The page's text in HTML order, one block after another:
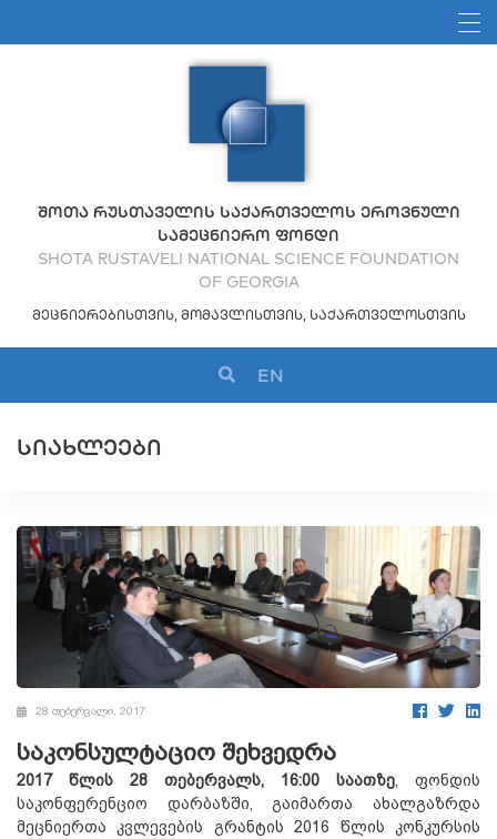
ᲨᲝᲗᲐ ᲠᲣᲡᲗᲐᲕᲔᲚᲘᲡ ᲡᲐᲥᲐᲠᲗᲕᲔᲚᲝᲡ ᲔᲠᲝᲕᲜᲣᲚᲘ
ᲡᲐᲛᲔᲪᲜᲘᲔᲠᲝ ᲤᲝᲜᲓᲘ
SHOTA RUSTAVELI NATIONAL SCIENCE FOUNDATION
OF GEORGIA
ᲛᲔᲪᲜᲘᲔᲠᲔᲑᲘᲡᲗᲕᲘᲡ, ᲛᲝᲛᲐᲕᲚᲘᲡᲗᲕᲘᲡ, ᲡᲐᲥᲐᲠᲗᲕᲔᲚᲝᲡᲗᲕᲘᲡ
EN
ᲡᲘᲐᲮᲚᲔᲔᲑᲘ
28 თებერვალი, 2017
საკონსულტაციო შეხვედრა
2017 წლის 28 თებერვალს, 16:00 საათზე , ფონდის
საკონფერენციო დარბაზში, გაიმართა ახალგაზრდა
მეცნიერთა კვლევების გრანტის 2016 წლის კონკურსის